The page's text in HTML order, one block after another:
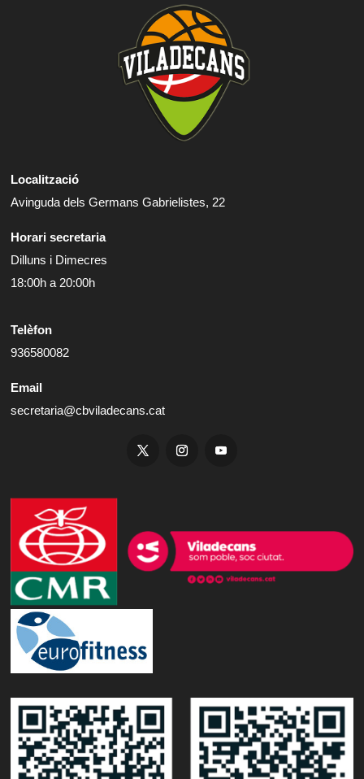
Localització
Avinguda dels Germans Gabrielistes, 22
Horari secretaria
Dilluns i Dimecres
18:00h a 20:00h
Telèfon
936580082
Email
secretaria@cbviladecans.cat